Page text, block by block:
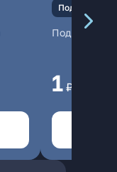
Подключение
1 ₽/мес